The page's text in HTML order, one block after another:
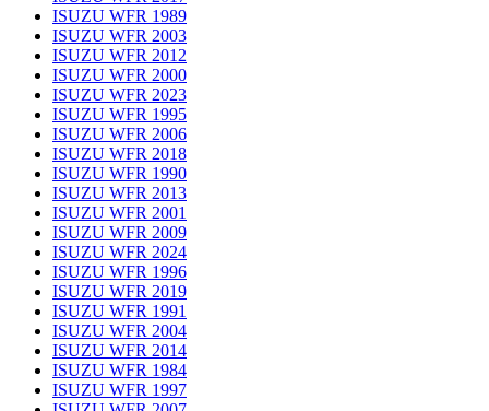
ISUZU WFR 1989
ISUZU WFR 2003
ISUZU WFR 2012
ISUZU WFR 2000
ISUZU WFR 2023
ISUZU WFR 1995
ISUZU WFR 2006
ISUZU WFR 2018
ISUZU WFR 1990
ISUZU WFR 2013
ISUZU WFR 2001
ISUZU WFR 2009
ISUZU WFR 2024
ISUZU WFR 1996
ISUZU WFR 2019
ISUZU WFR 1991
ISUZU WFR 2004
ISUZU WFR 2014
ISUZU WFR 1984
ISUZU WFR 1997